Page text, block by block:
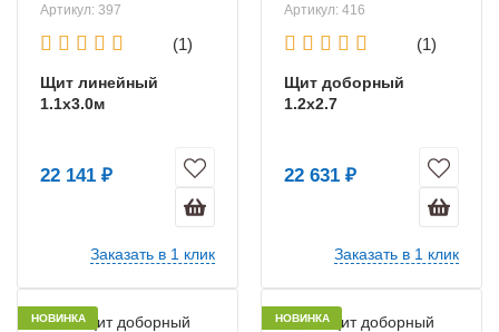
Артикул: 397
(1)
Щит линейный
1.1х3.0м
22 141 ₽
Заказать в 1 клик
Артикул: 416
(1)
Щит доборный
1.2х2.7
22 631 ₽
Заказать в 1 клик
НОВИНКА НОВИНКА